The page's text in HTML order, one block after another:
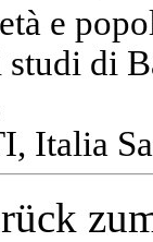
e
di
Italia